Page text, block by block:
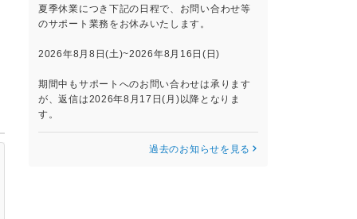
夏季休業につき下記の日程で、お問い合わせ等
のサポート業務をお休みいたします。
2026年8月8日(土)~2026年8月16日(日)
期間中もサポートへのお問い合わせは承ります
が、返信は2026年8月17日(月)以降となりま
す。
過去のお知らせを見る